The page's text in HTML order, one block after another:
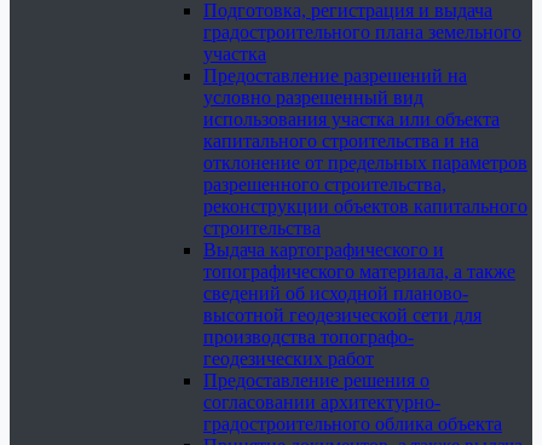
Подготовка, регистрация и выдача
градостроительного плана земельного
участка
Предоставление разрешений на
условно разрешенный вид
использования участка или объекта
капитального строительства и на
отклонение от предельных параметров
разрешенного строительства,
реконструкции объектов капитального
строительства
Выдача картографического и
топографического материала, а также
сведений об исходной планово-
высотной геодезической сети для
производства топографо-
геодезических работ
Предоставление решения о
согласовании архитектурно-
градостроительного облика объекта